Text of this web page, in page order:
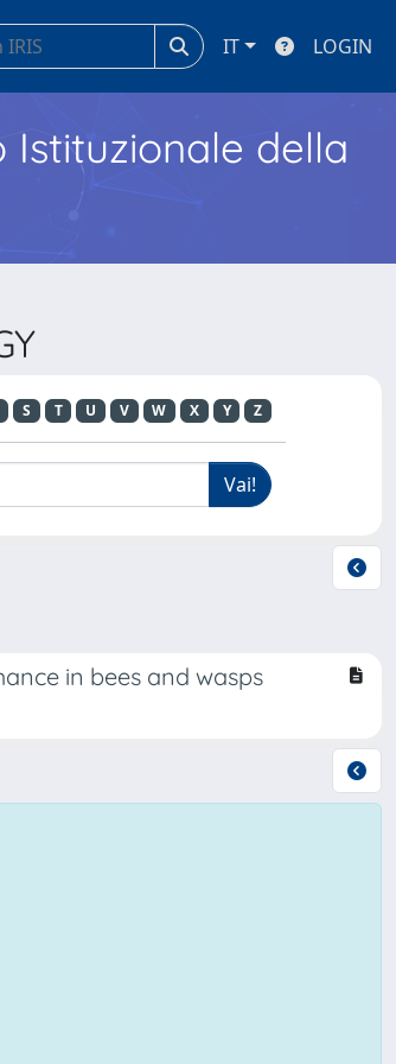
IT LOGIN
Istituzionale della
S T U V W X Y Z
in bees and wasps